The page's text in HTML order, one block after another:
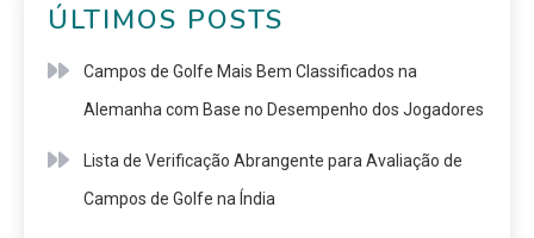
ÚLTIMOS POSTS
Campos de Golfe Mais Bem Classificados na
Alemanha com Base no Desempenho dos Jogadores
Lista de Verificação Abrangente para Avaliação de
Campos de Golfe na Índia